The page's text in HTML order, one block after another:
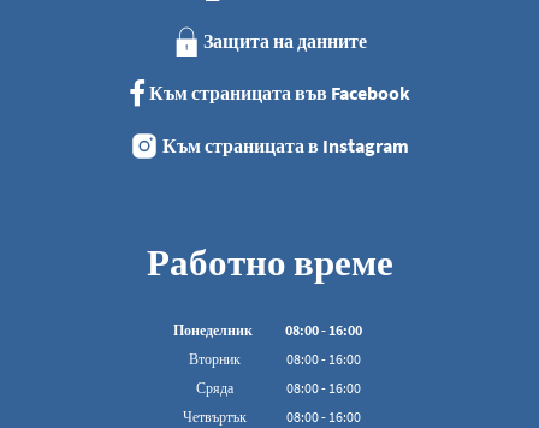
Защита на данните
Към страницата във Facebook
Към страницата в Instagram
Работно време
Понеделник 08:00- 16:00
От 08:00 до 16:00
Вторник 08:00- 16:00
От 08:00 до 16:00
Сряда 08:00- 16:00
От 08:00 до 16:00
Четвъртък 08:00- 16:00